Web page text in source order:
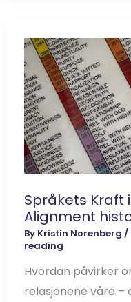
Språkets Kraft
Alignment
By Kristin Norenberg /
reading
Hvordan påvirker
relasjonene våre –